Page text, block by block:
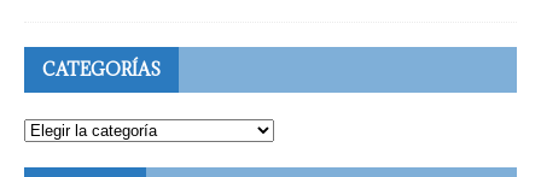
CATEGORÍAS